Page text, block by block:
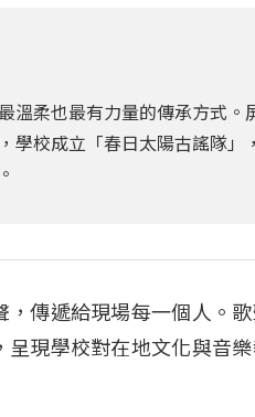
溫柔也最有力量的傳承方式
學校成立「春日太陽古謠隊
，傳遞給現場每一個人。
呈現學校對在地文化與音